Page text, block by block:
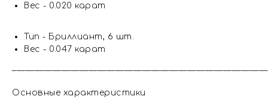
Вес - 0.020 карат
Тип - Бриллиант, 6 шт.
Вес - 0.047 карат
Основные характеристики